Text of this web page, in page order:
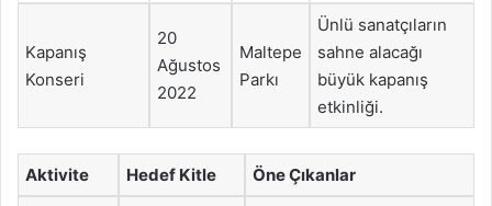
Kapanış
Konseri
20
Ağustos
2022
Maltepe
Parkı
Ünlü sanatçıların
sahne alacağı
büyük kapanış
etkinliği.
Aktivite Hedef Kitle Öne Çıkanlar